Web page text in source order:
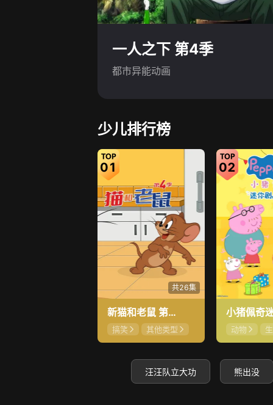
一人之下 第4季
都市异能动画
少儿排行榜
01
共26集
新猫和老鼠 第4季
搞笑 其他类型
02
动物
汪汪队立大功 熊出没